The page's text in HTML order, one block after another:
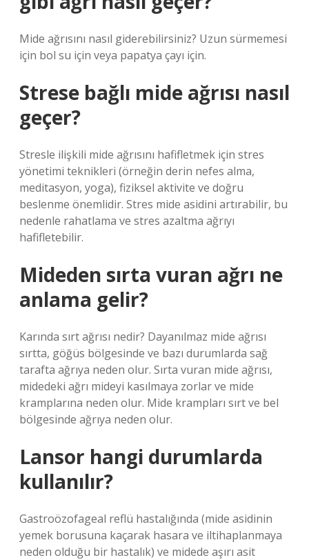
Mide ağrısını nasıl giderebilirsiniz? Uzun sürmemesi
için bol su için veya papatya çayı için.
Strese bağlı mide ağrısı nasıl
geçer?
Stresle ilişkili mide ağrısını hafifletmek için stres
yönetimi teknikleri (örneğin derin nefes alma,
meditasyon, yoga), fiziksel aktivite ve doğru
beslenme önemlidir. Stres mide asidini artırabilir, bu
nedenle rahatlama ve stres azaltma ağrıyı
hafifletebilir.
Mideden sırta vuran ağrı ne
anlama gelir?
Karında sırt ağrısı nedir? Dayanılmaz mide ağrısı
sırtta, göğüs bölgesinde ve bazı durumlarda sağ
tarafta ağrıya neden olur. Sırta vuran mide ağrısı,
midedeki ağrı mideyi kasılmaya zorlar ve mide
kramplarına neden olur. Mide krampları sırt ve bel
bölgesinde ağrıya neden olur.
Lansor hangi durumlarda
kullanılır?
Gastroözofageal reflü hastalığında (mide asidinin
yemek borusuna kaçarak hasara ve iltihaplanmaya
neden olduğu bir hastalık) ve midede aşırı asit